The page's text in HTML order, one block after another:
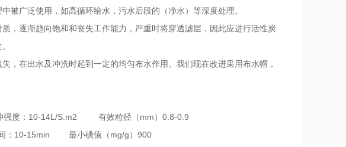
被广泛使用，如高循环给水，污水后段的（净水）等深度处理。
，逐渐趋向饱和和丧失工作能力，严重时将穿透滤层，因此应进行活性炭
，在出水及冲洗时起到一定的均匀布水作用。我们现在改进采用布水帽，
强度：10-14L/S.m2 有效粒径（mm）0.8-0.9
10-15min 最小碘值（mg/g）900